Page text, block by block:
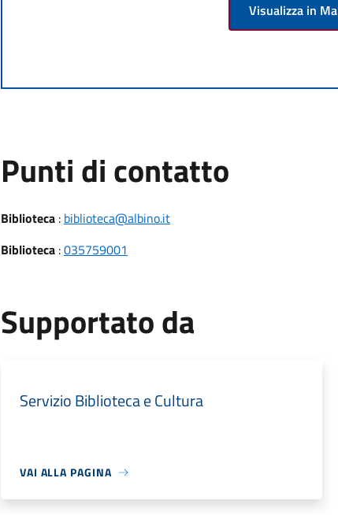
Visualizza in
Punti di contatto
Biblioteca: biblioteca@albino.it
Biblioteca:035759001
Supportato da
Servizio Biblioteca e Cultura
VAI ALLA PAGINA